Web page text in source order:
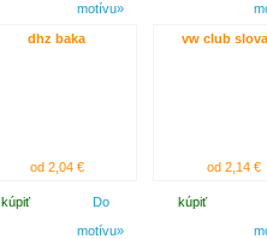
motívu»
dhz baka
od 2,04 €
kúpiť
Do
motívu»
vw club
od 2,14 €
kúpiť